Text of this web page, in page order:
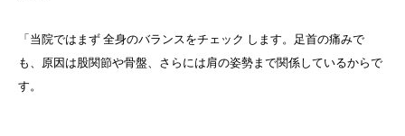
「当院ではまず 全身のバランスをチェック します。足首の痛みで
も、原因は股関節や骨盤、さらには肩の姿勢まで関係しているからで
す。